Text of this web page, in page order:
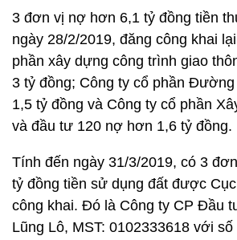
3 đơn vị nợ hơn 6,1 tỷ đồng tiền
ngày 28/2/2019, đăng công khai
phần xây dựng công trình giao
3 tỷ đồng; Công ty cổ phần
1,5 tỷ đồng và Công ty cổ phần
và đầu tư 120 nợ hơn 1,6 tỷ đồng.
Tính đến ngày 31/3/2019, có 3
tỷ đồng tiền sử dụng đất được
công khai. Đó là Công ty CP Đầu
Lũng Lô, MST: 0102333618 với